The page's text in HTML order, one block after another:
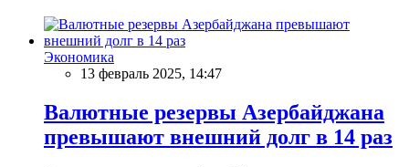
Экономика
13 февраль 2025, 14:47
Валютные резервы Азербайджана
превышают внешний долг в 14 раз